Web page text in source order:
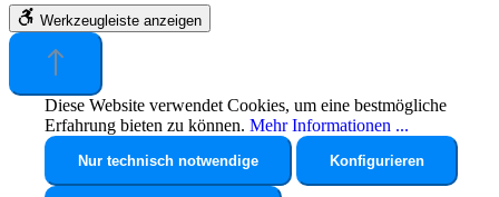
Werkzeugleiste anzeigen
Diese Website verwendet Cookies, um eine bestmögliche
Erfahrung bieten zu können. Mehr Informationen ...
Nur technisch notwendige Konfigurieren